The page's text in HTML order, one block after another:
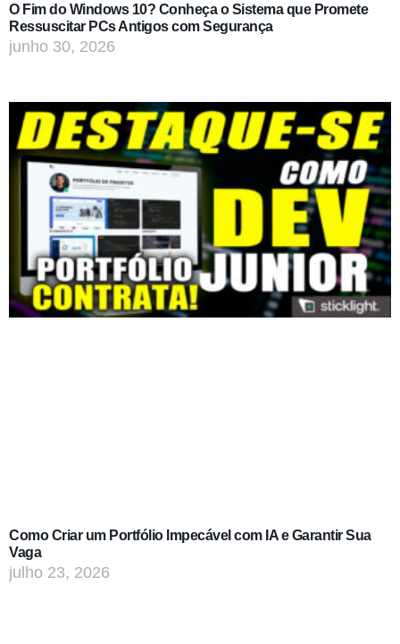
O Fim do Windows 10? Conheça o Sistema que Promete
Ressuscitar PCs Antigos com Segurança
junho 30, 2026
Como Criar um Portfólio Impecável com IA e Garantir Sua
Vaga
julho 23, 2026